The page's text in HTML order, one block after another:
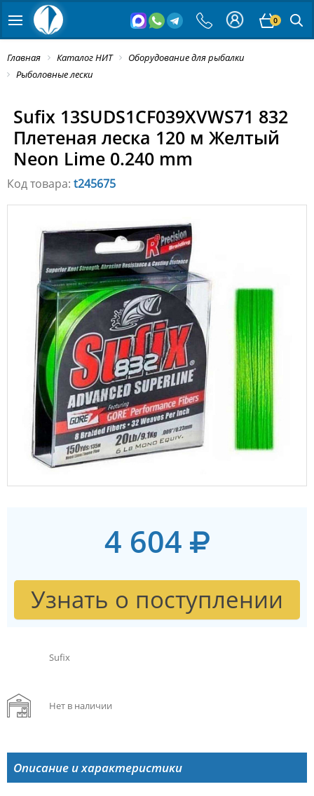
0
Главная Каталог НИТ
Оборудование для рыбалки
Рыболовные лески
Sufix 13SUDS1CF039XVWS71 832
Плетеная леска 120 м Желтый
Neon Lime 0.240 mm
Код товара: t245675
4 604
Узнать о поступлении
Sufix
Нет в наличии
Описание и характеристики